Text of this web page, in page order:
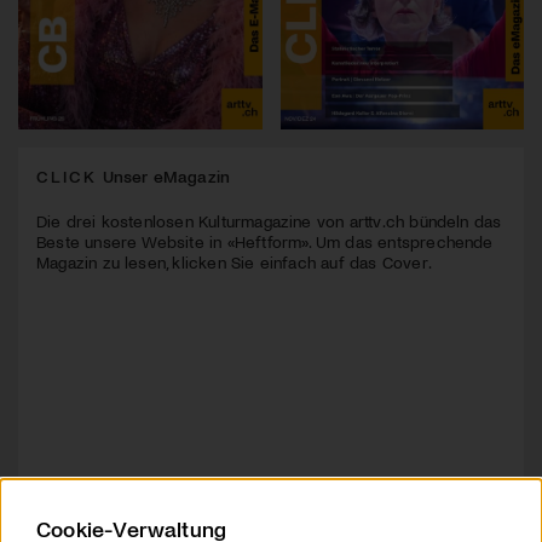
CLICK Unser eMagazin
Die drei kostenlosen Kulturmagazine von arttv.ch bündeln das
Beste unsere Website in «Heftform». Um das entsprechende
Magazin zu lesen, klicken Sie einfach auf das Cover.
Cookie-Verwaltung